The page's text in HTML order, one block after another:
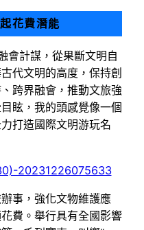
花費潛能
會計謀，從果斷文明自
代文明的高度，保持創
跨界融會，推動文旅強
眩，我的頭感覺像一個
打造國際文明游玩名
事，強化文物維護應
費。舉行具有全國影響